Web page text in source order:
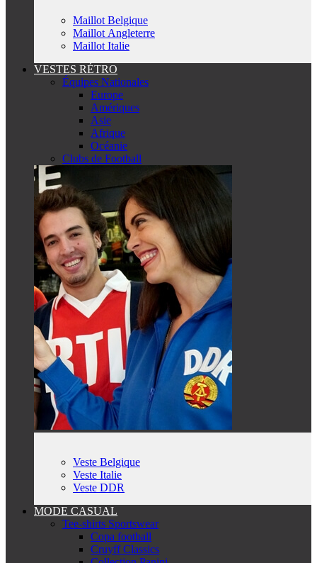
Maillot Belgique
Maillot Angleterre
Maillot Italie
VESTES RÉTRO
Équipes Nationales
Europe
Amériques
Asie
Afrique
Océanie
Clubs de Football
Veste Belgique
Veste Italie
Veste DDR
MODE CASUAL
Tee-shirts Sportswear
Copa football
Cruyff Classics